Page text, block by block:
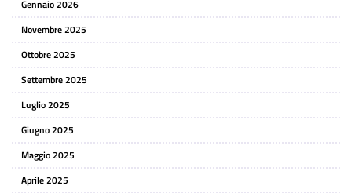
Gennaio 2026
Novembre 2025
Ottobre 2025
Settembre 2025
Luglio 2025
Giugno 2025
Maggio 2025
Aprile 2025